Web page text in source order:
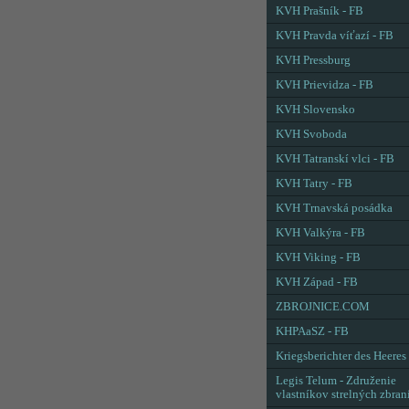
KVH Prašník - FB
KVH Pravda víťazí - FB
KVH Pressburg
KVH Prievidza - FB
KVH Slovensko
KVH Svoboda
KVH Tatranskí vlci - FB
KVH Tatry - FB
KVH Trnavská posádka
KVH Valkýra - FB
KVH Viking - FB
KVH Západ - FB
ZBROJNICE.COM
KHPAaSZ - FB
Kriegsberichter des Heeres
Legis Telum - Združenie
vlastníkov strelných